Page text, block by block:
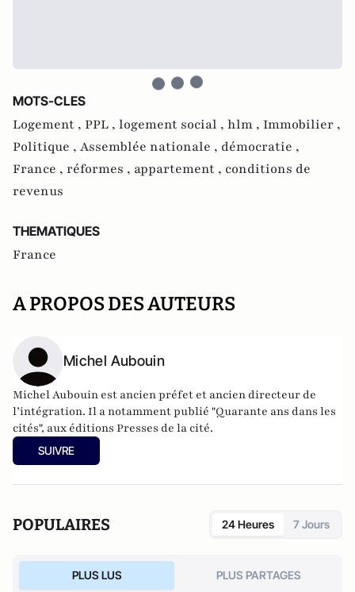
MOTS-CLES
Logement , PPL , logement social , hlm , Immobilier ,
Politique , Assemblée nationale , démocratie ,
France , réformes , appartement , conditions de
revenus
THEMATIQUES
France
A PROPOS DES AUTEURS
Michel Aubouin
Michel Aubouin est ancien préfet et ancien directeur de
l’intégration. Il a notamment publié "Quarante ans dans les
cités", aux éditions Presses de la cité.
SUIVRE
POPULAIRES 24 Heures 7 Jours
PLUS LUS PLUS PARTAGES